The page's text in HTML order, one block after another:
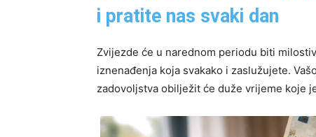
i pratite nas svaki dan
Zvijezde će u narednom periodu biti
iznenađenja koja svakako i zaslužujete.
zadovoljstva obilježit će duže vrijeme koje